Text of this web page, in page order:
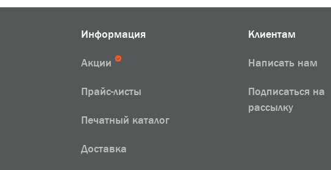
Информация
Акции
Прайс-листы
Печатный каталог
Доставка
Клиентам
Написать нам
Подписаться на
рассылку